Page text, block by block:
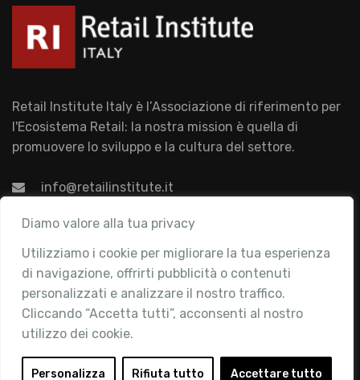
Diamo valore alla tua privacy
Utilizziamo i cookie per migliorare la tua esperienza
di navigazione, offrirti pubblicità o contenuti
personalizzati e analizzare il nostro traffico.
Cliccando “Accetta tutti”, acconsenti al nostro
utilizzo dei cookie.
Personalizza Rifiuta tutto Accettare tutto
Retail Institute Italy è l’Associazione di riferimento per
l'Ecosistema Retail: la nostra mission è quella di
promuovere lo sviluppo e la cultura del settore.
info@retailinstitute.it
Associazione
Chi siamo
Attività
Contatti
Area Riservata
Login